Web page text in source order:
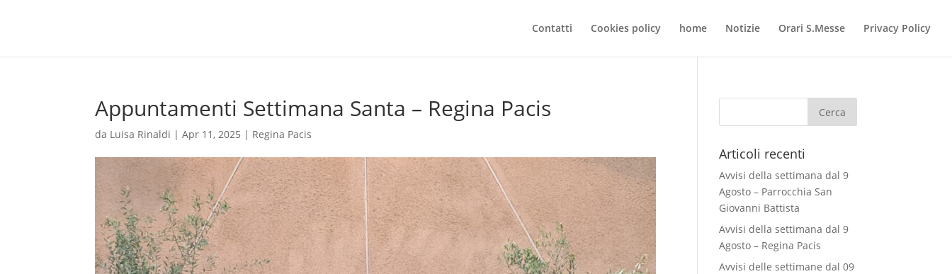
Contatti Cookies policy home Notizie Orari S.Messe Privacy Policy
Appuntamenti Settimana Santa – Regina Pacis
da Luisa Rinaldi |Apr 11, 2025 | Regina Pacis
Articoli recenti
Avvisi della settimana dal 9
Agosto – Parrocchia San
Giovanni Battista
Avvisi della settimana dal 9
Agosto – Regina Pacis
Avvisi delle settimane dal 09